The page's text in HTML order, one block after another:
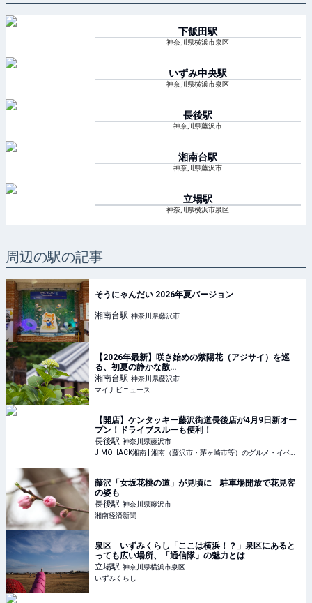
下飯田駅
神奈川県横浜市泉区
いずみ中央駅
神奈川県横浜市泉区
長後駅
神奈川県藤沢市
湘南台駅
神奈川県藤沢市
立場駅
神奈川県横浜市泉区
周辺の駅の記事
そうにゃんだい 2026年夏バージョン
湘南台駅 神奈川県藤沢市
【2026年最新】咲き始めの紫陽花（アジサイ）を巡
る、初夏の静かな散…
湘南台駅 神奈川県藤沢市
マイナビニュース
【開店】ケンタッキー藤沢街道長後店が4月9日新オー
プン！ドライブスルーも便利！
長後駅 神奈川県藤沢市
藤沢「女坂花桃の道」が見頃に 駐車場開放で花見客
の姿も
長後駅 神奈川県藤沢市
湘南経済新聞
泉区 いずみくらし「ここは横浜！？」泉区にあると
っても広い場所、「通信隊」の魅力とは
立場駅 神奈川県横浜市泉区
いずみくらし